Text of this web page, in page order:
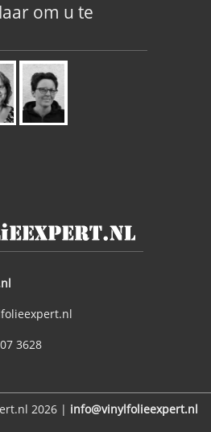
om u te
3628
2026 | info@vinylfolieexpert.nl